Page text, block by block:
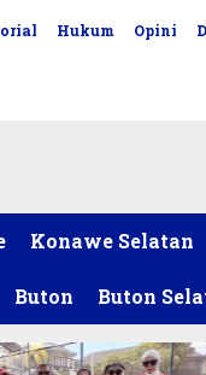
Hukum Opini
Konawe Selatan
Buton Buton